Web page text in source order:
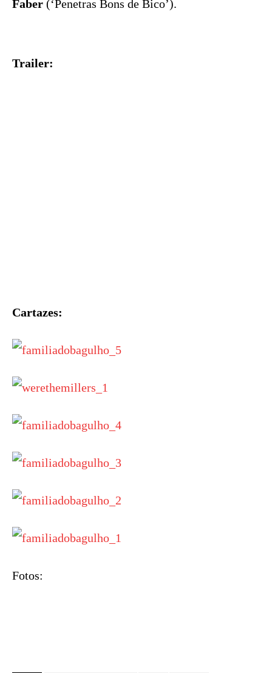
Faber (‘Penetras Bons de Bico’).
Trailer:
Cartazes:
Fotos: